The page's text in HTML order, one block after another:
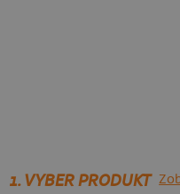
1. VYBER PRODUKT